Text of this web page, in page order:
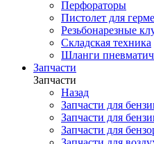
Перфораторы
Пистолет для
Резьбонарезные
Складская техника
Шланги
Запчасти
Запчасти
Назад
Запчасти для
Запчасти для
Запчасти для